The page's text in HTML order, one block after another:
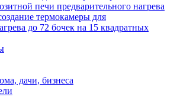
печи предварительного нагрева
термокамеры для
до 72 бочек на 15 квадратных
дачи, бизнеса